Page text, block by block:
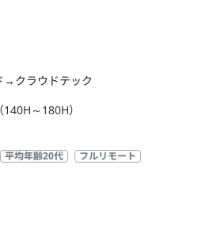
→クラウドテック
～180H）
平均年齢20代
フルリモート